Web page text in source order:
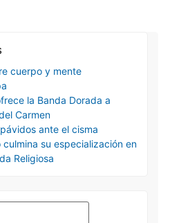
cuerpo y mente
la Banda Dorada a
Carmen
ante el cisma
culmina su especialización en
Religiosa